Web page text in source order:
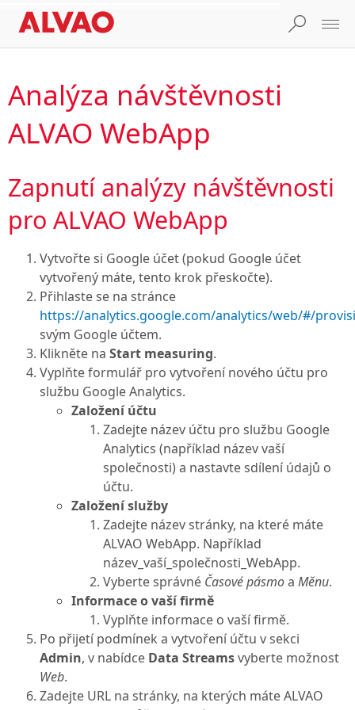
Analýza návštěvnosti
ALVAO WebApp
Zapnutí analýzy návštěvnosti
pro ALVAO WebApp
Vytvořte si Google účet (pokud Google účet
vytvořený máte, tento krok přeskočte).
Přihlaste se na stránce
https://analytics.google.com/analytics/web/#/
svým Google účtem.
Klikněte na Start measuring.
Vyplňte formulář pro vytvoření nového účtu pro
službu Google Analytics.
Založení účtu
Zadejte název účtu pro službu Google
Analytics (například název vaší
společnosti) a nastavte sdílení údajů o
účtu.
Založení služby
Zadejte název stránky, na které máte
ALVAO WebApp. Například
název_vaší_společnosti_WebApp.
Vyberte správné Časové pásmoa Měnu.
Informace o vaší firmě
Vyplňte informace o vaší firmě.
Po přijetí podmínek a vytvoření účtu v sekci
Admin, v nabídce Data Streamsvyberte možnost
Web.
Zadejte URL na stránky, na kterých máte ALVAO